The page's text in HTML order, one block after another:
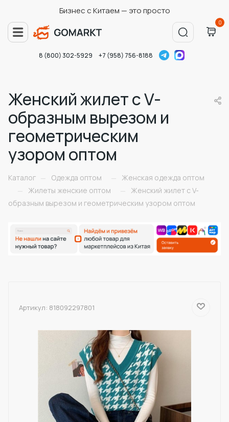
Бизнес с Китаем — это просто
0
8 (800) 302-5929 +7 (958) 756-8188
Женский жилет с V-
образным вырезом и
геометрическим
узором оптом
Каталог — Одежда оптом —
Женская одежда оптом
—
Жилеты женские оптом —
Женский жилет с V-
образным вырезом и геометрическим узором оптом
Артикул: 818092297801